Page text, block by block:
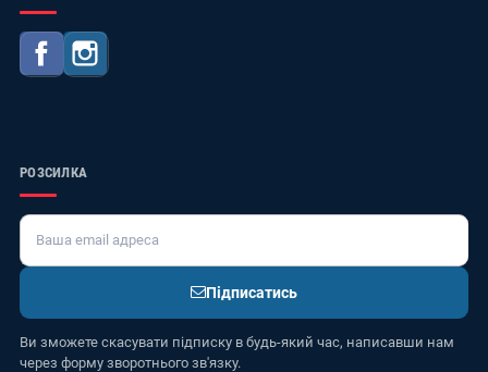
Facebook
РОЗСИЛКА
Підписатись
Ви зможете скасувати підписку в будь-який час, написавши нам
через форму зворотнього зв'язку.